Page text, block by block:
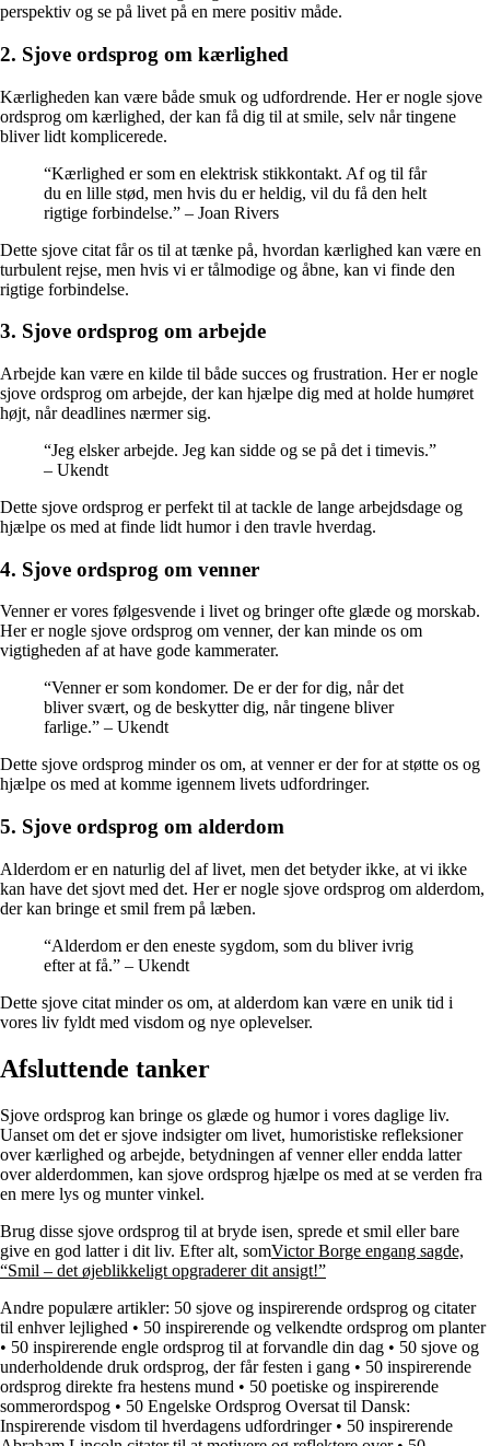
perspektiv og se på livet på en mere positiv måde.
2. Sjove ordsprog om kærlighed
Kærligheden kan være både smuk og udfordrende. Her er nogle sjove
ordsprog om kærlighed, der kan få dig til at smile, selv når tingene
bliver lidt komplicerede.
“Kærlighed er som en elektrisk stikkontakt. Af og til får
du en lille stød, men hvis du er heldig, vil du få den helt
rigtige forbindelse.” – Joan Rivers
Dette sjove citat får os til at tænke på, hvordan kærlighed kan være en
turbulent rejse, men hvis vi er tålmodige og åbne, kan vi finde den
rigtige forbindelse.
3. Sjove ordsprog om arbejde
Arbejde kan være en kilde til både succes og frustration. Her er nogle
sjove ordsprog om arbejde, der kan hjælpe dig med at holde humøret
højt, når deadlines nærmer sig.
“Jeg elsker arbejde. Jeg kan sidde og se på det i timevis.”
– Ukendt
Dette sjove ordsprog er perfekt til at tackle de lange arbejdsdage og
hjælpe os med at finde lidt humor i den travle hverdag.
4. Sjove ordsprog om venner
Venner er vores følgesvende i livet og bringer ofte glæde og morskab.
Her er nogle sjove ordsprog om venner, der kan minde os om
vigtigheden af at have gode kammerater.
“Venner er som kondomer. De er der for dig, når det
bliver svært, og de beskytter dig, når tingene bliver
farlige.” – Ukendt
Dette sjove ordsprog minder os om, at venner er der for at støtte os og
hjælpe os med at komme igennem livets udfordringer.
5. Sjove ordsprog om alderdom
Alderdom er en naturlig del af livet, men det betyder ikke, at vi ikke
kan have det sjovt med det. Her er nogle sjove ordsprog om alderdom,
der kan bringe et smil frem på læben.
“Alderdom er den eneste sygdom, som du bliver ivrig
efter at få.” – Ukendt
Dette sjove citat minder os om, at alderdom kan være en unik tid i
vores liv fyldt med visdom og nye oplevelser.
Afsluttende tanker
Sjove ordsprog kan bringe os glæde og humor i vores daglige liv.
Uanset om det er sjove indsigter om livet, humoristiske refleksioner
over kærlighed og arbejde, betydningen af venner eller endda latter
over alderdommen, kan sjove ordsprog hjælpe os med at se verden fra
en mere lys og munter vinkel.
Brug disse sjove ordsprog til at bryde isen, sprede et smil eller bare
give en god latter i dit liv. Efter alt, somVictor Borge engang sagde,
“Smil – det øjeblikkeligt opgraderer dit ansigt!”
Andre populære artikler: 50 sjove og inspirerende ordsprog og citater
til enhver lejlighed • 50 inspirerende og velkendte ordsprog om planter
• 50 inspirerende engle ordsprog til at forvandle din dag • 50 sjove og
underholdende druk ordsprog, der får festen i gang • 50 inspirerende
ordsprog direkte fra hestens mund • 50 poetiske og inspirerende
sommerordspog • 50 Engelske Ordsprog Oversat til Dansk:
Inspirerende visdom til hverdagens udfordringer• 50 inspirerende